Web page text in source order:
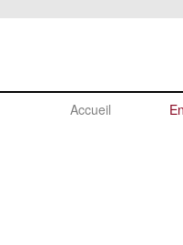
Accueil